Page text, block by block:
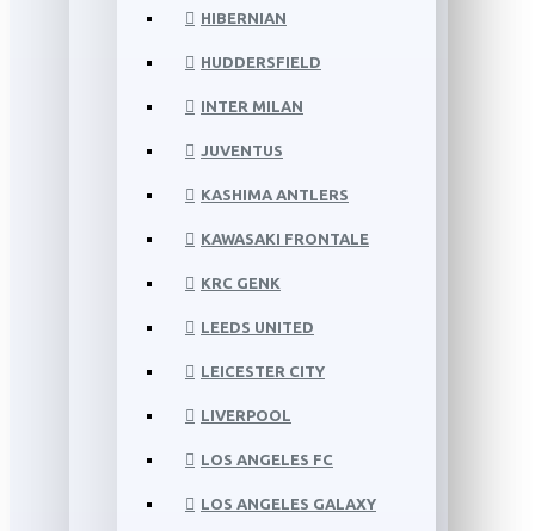
HIBERNIAN
HUDDERSFIELD
INTER MILAN
JUVENTUS
KASHIMA ANTLERS
KAWASAKI FRONTALE
KRC GENK
LEEDS UNITED
LEICESTER CITY
LIVERPOOL
LOS ANGELES FC
LOS ANGELES GALAXY